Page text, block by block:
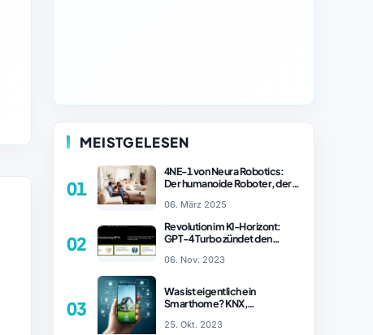
MEISTGELESEN
01
4NE-1 von Neura Robotics:
Der humanoide Roboter, der
revolutionieren könnte
06. März 2025
02
Revolution im KI-Horizont:
GPT-4 Turbo zündet den
– ChatGPT Revolution!
06. Nov. 2023
03
Was ist eigentlich ein
Smarthome? KNX,
Vergleich
25. Okt. 2023